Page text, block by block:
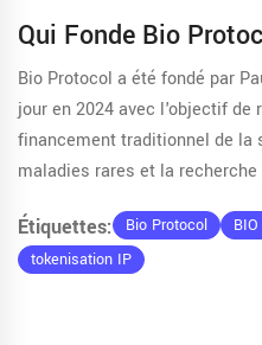
Qui Fonde Bio
Bio Protocol a été fondé par
jour en 2024 avec l'objectif
financement traditionnel de la
maladies rares et la
Étiquettes: Bio Protocol
tokenisation IP